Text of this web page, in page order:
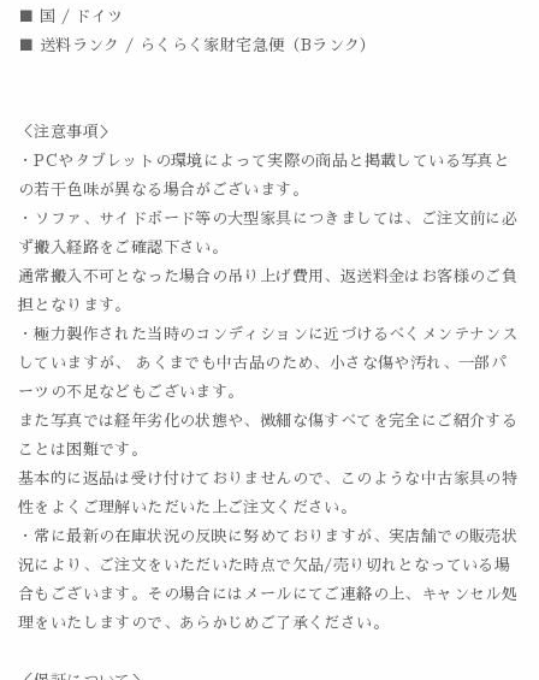
■ 国 / ドイツ
■ 送料ランク / らくらく家財宅急便（Bランク）
＜注意事項＞
・PCやタブレットの環境によって実際の商品と掲載している写真と
の若干色味が異なる場合がございます。
・ソファ、サイドボード等の大型家具につきましては、ご注文前に必
ず搬入経路をご確認下さい。
通常搬入不可となった場合の吊り上げ費用、返送料金はお客様のご負
担となります。
・極力製作された当時のコンディションに近づけるべくメンテナンス
していますが、 あくまでも中古品のため、小さな傷や汚れ、一部パ
ーツの不足などもございます。
また写真では経年劣化の状態や、微細な傷すべてを完全にご紹介する
ことは困難です。
基本的に返品は受け付けておりませんので、このような中古家具の特
性をよくご理解いただいた上ご注文ください。
・常に最新の在庫状況の反映に努めておりますが、実店舗での販売状
況により、ご注文をいただいた時点で欠品/売り切れとなっている場
合もございます。その場合にはメールにてご連絡の上、キャンセル処
理をいたしますので、あらかじめご了承ください。